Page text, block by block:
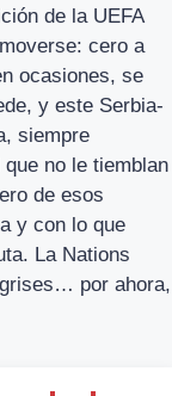
de la UEFA
cero a
ocasiones, se
y este Serbia-
siempre
no le tiemblan
de esos
y con lo que
La Nations
por ahora,